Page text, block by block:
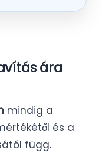
ára
mindig a
és a
függ.